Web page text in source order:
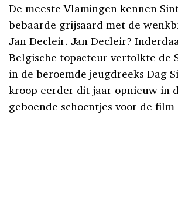
De meeste Vlamingen kennen
bebaarde grijsaard met de
Jan Decleir. Jan Decleir?
Belgische topacteur vertolkte de
in de beroemde jeugdreeks Dag
kroop eerder dit jaar opnieuw in
geboende schoentjes voor de film